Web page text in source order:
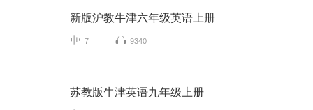
新版沪教牛津六年级英语上册
7 9340
苏教版牛津英语九年级上册